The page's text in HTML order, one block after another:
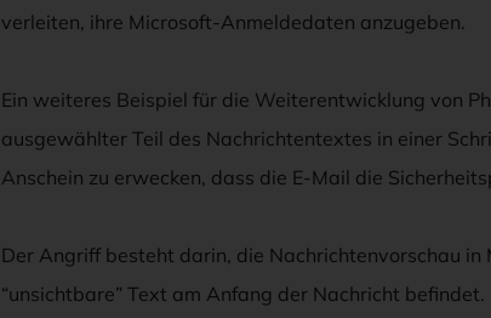
verleiten, ihre Microsoft-Anmeldedaten anzugeben.
Ein weiteres Beispiel für die Weiterentwicklung von
ausgewählter Teil des Nachrichtentextes in einer
Anschein zu erwecken, dass die E-Mail die
Der Angriff besteht darin, die Nachrichtenvorschau
“unsichtbare” Text am Anfang der Nachricht